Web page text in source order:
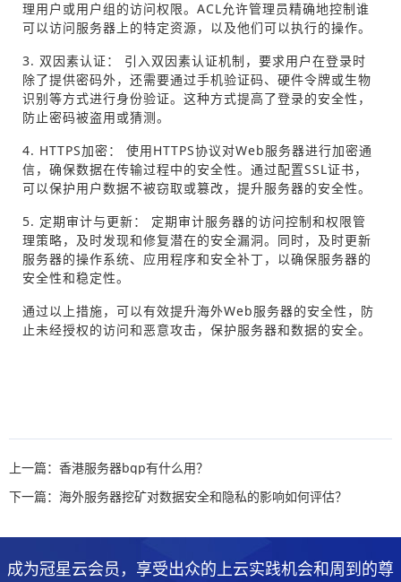
理用户或用户组的访问权限。ACL允许管理员精确地控制谁
可以访问服务器上的特定资源，以及他们可以执行的操作。
3. 双因素认证： 引入双因素认证机制，要求用户在登录时
除了提供密码外，还需要通过手机验证码、硬件令牌或生物
识别等方式进行身份验证。这种方式提高了登录的安全性，
防止密码被盗用或猜测。
4. HTTPS加密： 使用HTTPS协议对Web服务器进行加密通
信，确保数据在传输过程中的安全性。通过配置SSL证书，
可以保护用户数据不被窃取或篡改，提升服务器的安全性。
5. 定期审计与更新： 定期审计服务器的访问控制和权限管
理策略，及时发现和修复潜在的安全漏洞。同时，及时更新
服务器的操作系统、应用程序和安全补丁，以确保服务器的
安全性和稳定性。
通过以上措施，可以有效提升海外Web服务器的安全性，防
止未经授权的访问和恶意攻击，保护服务器和数据的安全。
上一篇：香港服务器bgp有什么用？
下一篇：海外服务器挖矿对数据安全和隐私的影响如何评估？
成为冠星云会员，享受出众的上云实践机会和周到的尊